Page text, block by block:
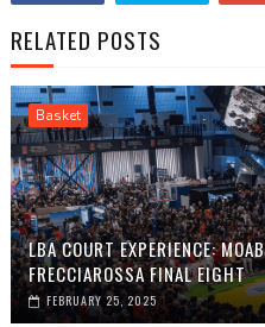
RELATED POSTS
Basket
LBA COURT EXPERIENCE:
FRECCIAROSSA FINAL EIGHT
FEBRUARY 25, 2025